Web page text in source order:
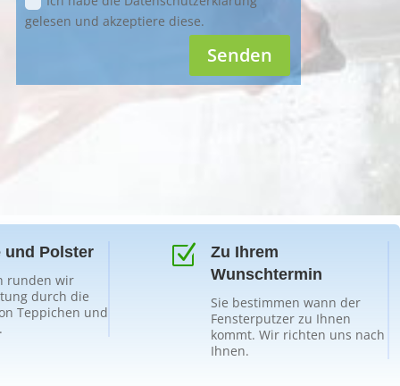
gelesen und akzeptiere diese.
Senden
und Polster
runden wir
durch die
Teppichen und
Z
Zu Ihrem
Wunschtermin
Sie bestimmen wann der
Fensterputzer zu Ihnen
kommt. Wir richten uns nach
Ihnen.